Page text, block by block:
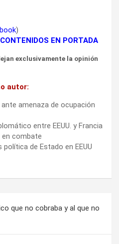
)
EN PORTADA
exclusivamente la opinión
autor:
amenaza de ocupación
entre EEUU. y Francia
en combate
de Estado en EEUU
que no cobraba y al que no